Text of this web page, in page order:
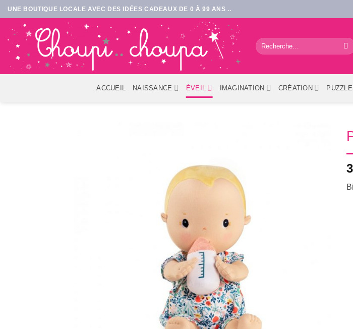
Passer
au
contenu
UNE BOUTIQUE LOCALE AVEC DES IDÉES CADEAUX DE 0 À 99 ANS ..
Recherche
pour :
ACCUEIL NAISSANCE ÉVEIL IMAGINATION CRÉATION